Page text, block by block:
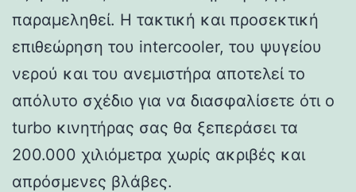
παραμεληθεί. Η τακτική και προσεκτική
επιθεώρηση του intercooler, του ψυγείου
νερού και του ανεμιστήρα αποτελεί το
απόλυτο σχέδιο για να διασφαλίσετε ότι ο
turbo κινητήρας σας θα ξεπεράσει τα
200.000 χιλιόμετρα χωρίς ακριβές και
απρόσμενες βλάβες.